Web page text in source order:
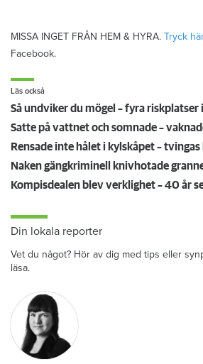
MISSA INGET FRÅN HEM & HYRA. Tryck
Facebook.
Läs också
Din lokala reporter
Vet du något? Hör av dig med tips eller
läsa.